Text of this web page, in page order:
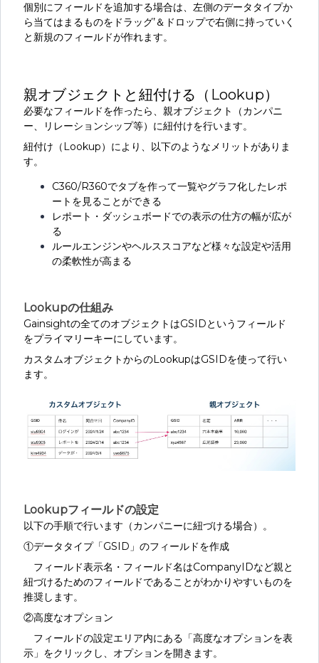
個別にフィールドを追加する場合は、左側のデータタイプか
ら当てはまるものをドラッグ’＆ドロップで右側に持っていく
と新規のフィールドが作れます。
親オブジェクトと紐付ける（Lookup）
必要なフィールドを作ったら、親オブジェクト（カンパニ
ー、リレーションシップ等）に紐付けを行います。
紐付け（Lookup）により、以下のようなメリットがありま
す。
C360/R360でタブを作って一覧やグラフ化したレポ
ートを見ることができる
レポート・ダッシュボードでの表示の仕方の幅が広が
る
ルールエンジンやヘルススコアなど様々な設定や活用
の柔軟性が高まる
Lookupの仕組み
Gainsightの全てのオブジェクトはGSIDというフィールド
をプライマリーキーにしています。
カスタムオブジェクトからのLookupはGSIDを使って行い
ます。
Lookupフィールドの設定
以下の手順で行います（カンパニーに紐づける場合）。
①データタイプ「GSID」のフィールドを作成
フィールド表示名・フィールド名はCompanyIDなど親と
紐づけるためのフィールドであることがわかりやすいものを
推奨します。
②高度なオプション
フィールドの設定エリア内にある「高度なオプションを表
示」をクリックし、オプションを開きます。